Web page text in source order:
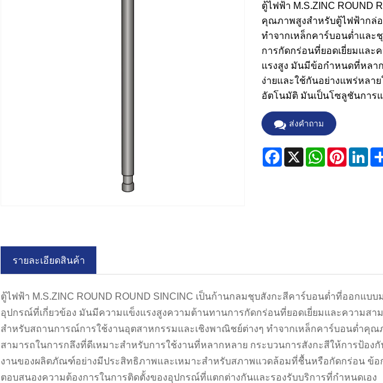
ตู้ไฟฟ้า M.S.ZINC ROUND
คุณภาพสูงสำหรับตู้ไฟฟ้ากล่
ทำจากเหล็กคาร์บอนต่ำแล
การกัดกร่อนที่ยอดเยี่ยมและ
แรงสูง มันมีข้อกำหนดที่หลา
ง่ายและใช้กันอย่างแพร่หล
อัตโนมัติ มันเป็นโซลูชันการ
ส่งคำถาม
Facebook
X WhatsApp
Pinterest
รายละเอียดสินค้า
ตู้ไฟฟ้า M.S.ZINC ROUND ROUND SINCINC เป็นก้านกลมชุบสังกะสีคาร์บอนต่ำที่ออกแบ
อุปกรณ์ที่เกี่ยวข้อง มันมีความแข็งแรงสูงความต้านทานการกัดกร่อนที่ยอดเยี่ยมและความสา
สำหรับสถานการณ์การใช้งานอุตสาหกรรมและเชิงพาณิชย์ต่างๆ ทำจากเหล็กคาร์บอนต่ำคุณ
สามารถในการกลึงที่ดีเหมาะสำหรับการใช้งานที่หลากหลาย กระบวนการสังกะสีให้การป้อง
งานของผลิตภัณฑ์อย่างมีประสิทธิภาพและเหมาะสำหรับสภาพแวดล้อมที่ชื้นหรือกัดกร่อน ข้อ
ตอบสนองความต้องการในการติดตั้งของอุปกรณ์ที่แตกต่างกันและรองรับบริการที่กำหนดเอง